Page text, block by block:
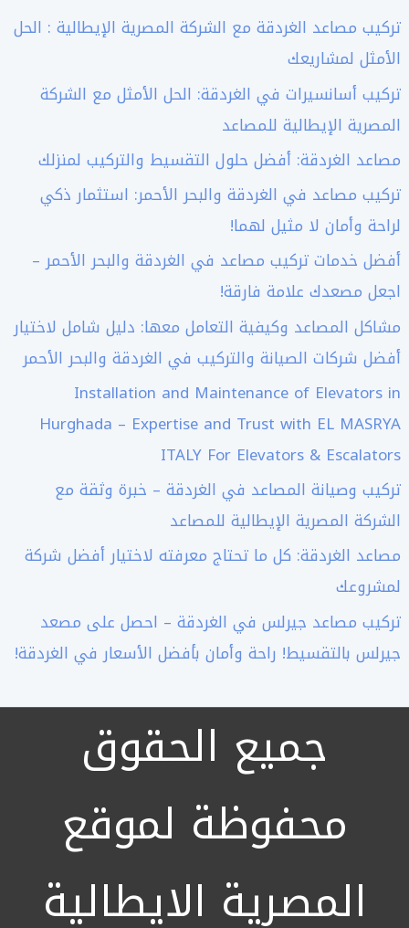
تركيب مصاعد الغردقة مع الشركة المصرية الإيطالية : الحل
الأمثل لمشاريعك
تركيب أسانسيرات في الغردقة: الحل الأمثل مع الشركة
المصرية الإيطالية للمصاعد
مصاعد الغردقة: أفضل حلول التقسيط والتركيب لمنزلك
تركيب مصاعد في الغردقة والبحر الأحمر: استثمار ذكي
لراحة وأمان لا مثيل لهما!
أفضل خدمات تركيب مصاعد في الغردقة والبحر الأحمر –
اجعل مصعدك علامة فارقة!
مشاكل المصاعد وكيفية التعامل معها: دليل شامل لاختيار
أفضل شركات الصيانة والتركيب في الغردقة والبحر الأحمر
Installation and Maintenance of Elevators in
Hurghada – Expertise and Trust with EL MASRYA
ITALY For Elevators & Escalators
تركيب وصيانة المصاعد في الغردقة – خبرة وثقة مع
الشركة المصرية الإيطالية للمصاعد
مصاعد الغردقة: كل ما تحتاج معرفته لاختيار أفضل شركة
لمشروعك
تركيب مصاعد جيرلس في الغردقة – احصل على مصعد
جيرلس بالتقسيط! راحة وأمان بأفضل الأسعار في الغردقة!
جميع الحقوق
محفوظة لموقع
المصرية الايطالية